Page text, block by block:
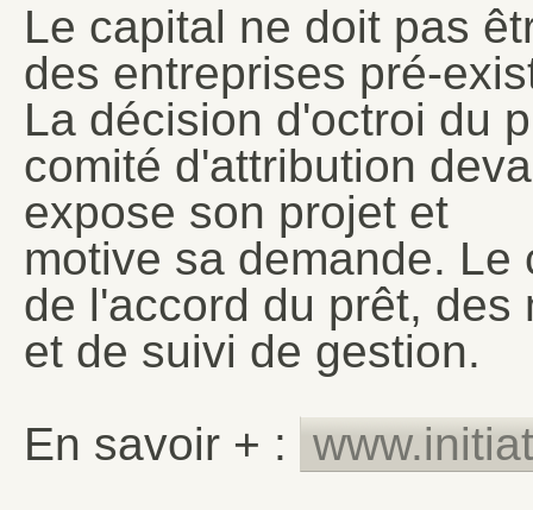
Le capital ne doit pas
des entreprises pré-
La décision d'octroi du
comité d'attribution
expose son projet et
motive sa demande.
de l'accord du prêt, des
et de suivi de gestion.
En savoir + :